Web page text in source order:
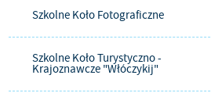
Szkolne Koło Fotograficzne
Szkolne Koło Turystyczno -
Krajoznawcze "Włóczykij"